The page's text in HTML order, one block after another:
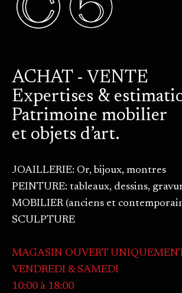
ACHAT - VENTE
Expertises &
Patrimoine mobilier
et objets d’art.
JOAILLERIE: Or, bijoux, montres
PEINTURE: tableaux, dessins,
MOBILIER (anciens et
SCULPTURE
MAGASIN OUVERT
VENDREDI & SAMEDI
10:00 à 18:00